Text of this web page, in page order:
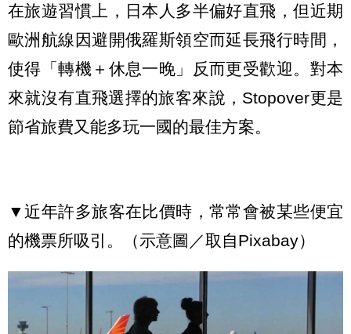
在旅遊習慣上，日本人多半偏好直飛，但近期
歐洲航線因避開俄羅斯領空而延長飛行時間，
使得「轉機＋休息一晚」反而更受歡迎。對本
來就沒有直飛選擇的旅客來說，Stopover更是
節省旅費又能多玩一國的最佳方案。
▼近年許多旅客在比價時，常常會被某些便宜
的機票所吸引。（示意圖／取自Pixabay）